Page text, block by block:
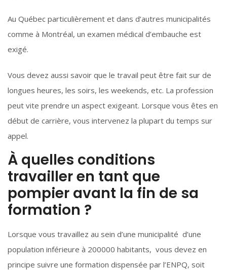
Au Québec particulièrement et dans d’autres municipalités
comme à Montréal, un examen médical d’embauche est
exigé.
Vous devez aussi savoir que le travail peut être fait sur de
longues heures, les soirs, les weekends, etc. La profession
peut vite prendre un aspect exigeant. Lorsque vous êtes en
début de carrière, vous intervenez la plupart du temps sur
appel.
À quelles conditions
travailler en tant que
pompier avant la fin de sa
formation ?
Lorsque vous travaillez au sein d’une municipalité d’une
population inférieure à 200000 habitants, vous devez en
principe suivre une formation dispensée par l’ENPQ, soit